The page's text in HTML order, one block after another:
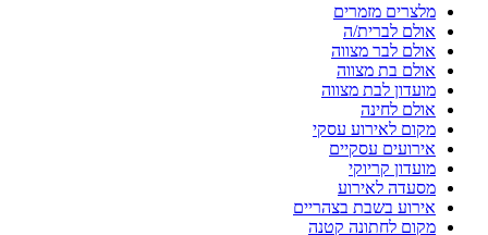
מלצרים מזמרים
אולם לברית/ה
אולם לבר מצווה
אולם בת מצווה
מועדון לבת מצווה
אולם לחינה
מקום לאירוע עסקי
אירועים עסקיים
מועדון קריוקי
מסעדה לאירוע
אירוע בשבת בצהריים
מקום לחתונה קטנה